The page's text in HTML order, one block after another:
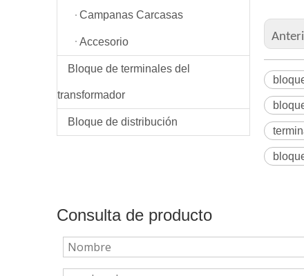
Campanas Carcasas
Accesorio
Bloque de terminales del
transformador
Bloque de distribución
Consulta de producto